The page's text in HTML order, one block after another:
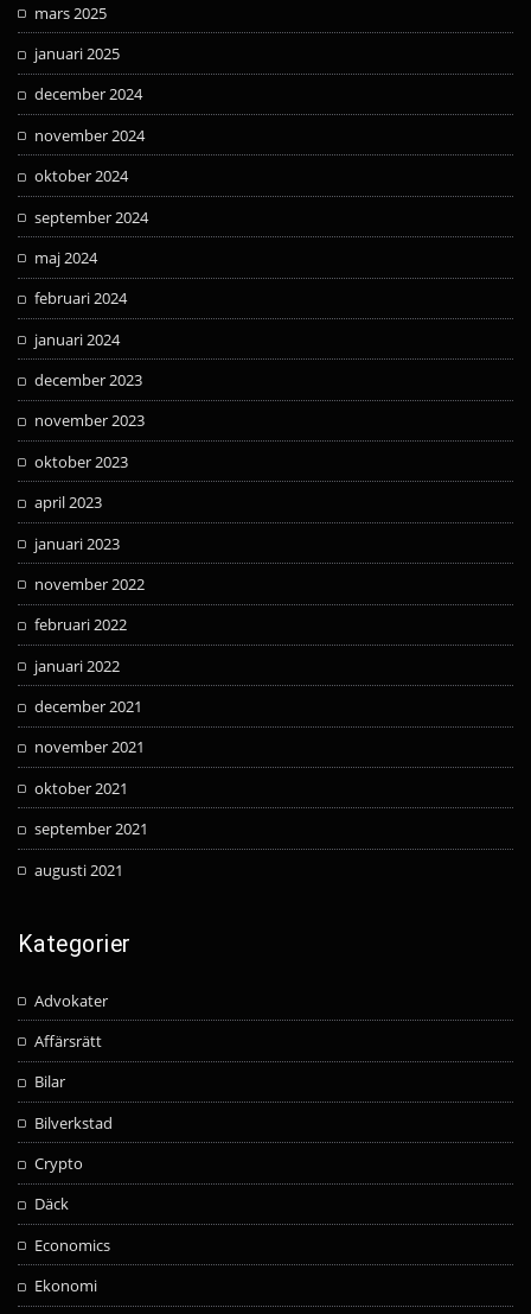
mars 2025
januari 2025
december 2024
november 2024
oktober 2024
september 2024
maj 2024
februari 2024
januari 2024
december 2023
november 2023
oktober 2023
april 2023
januari 2023
november 2022
februari 2022
januari 2022
december 2021
november 2021
oktober 2021
september 2021
augusti 2021
Kategorier
Advokater
Affärsrätt
Bilar
Bilverkstad
Crypto
Däck
Economics
Ekonomi